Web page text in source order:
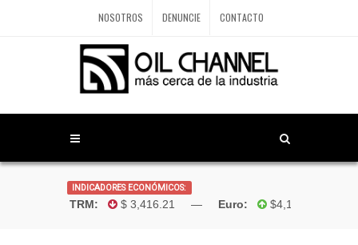
NOSOTROS DENUNCIE CONTACTO
INDICADORES ECONÓMICOS:
Dólar TRM: $ 3,416.21 —Euro: $4,181.96 —